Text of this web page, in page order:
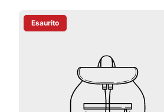
Etichetta Del Prodotto:
Esaurito